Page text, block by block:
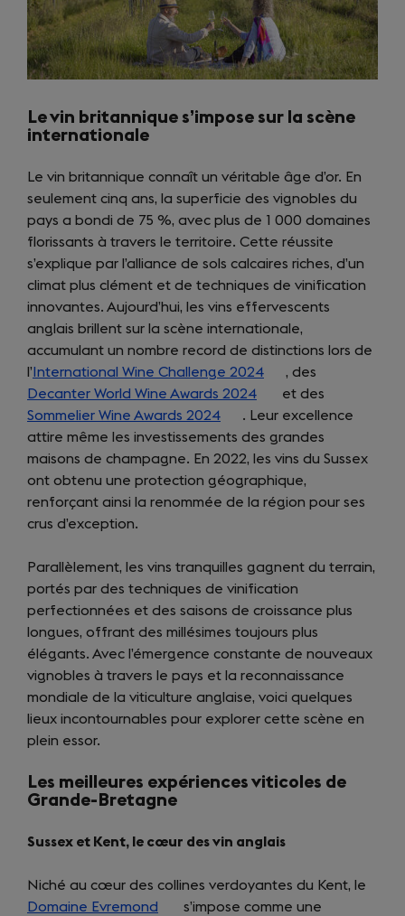
Le vin britannique s’impose sur la scène
internationale
Le vin britannique connaît un véritable âge d’or. En
seulement cinq ans, la superficie des vignobles du
pays a bondi de 75 %, avec plus de 1 000 domaines
florissants à travers le territoire. Cette réussite
s’explique par l’alliance de sols calcaires riches, d’un
climat plus clément et de techniques de vinification
innovantes. Aujourd’hui, les vins effervescents
anglais brillent sur la scène internationale,
accumulant un nombre record de distinctions lors de
l’ International Wine Challenge 2024 (opens
a
new
tab)
, des
Decanter World Wine Awards 2024 (opens
in
a
new
tab)
et des
Sommelier Wine Awards 2024 (opens
in
a
new
tab)
. Leur excellence
attire même les investissements des grandes
maisons de champagne. En 2022, les vins du Sussex
ont obtenu une protection géographique,
renforçant ainsi la renommée de la région pour ses
crus d’exception.
Parallèlement, les vins tranquilles gagnent du terrain,
portés par des techniques de vinification
perfectionnées et des saisons de croissance plus
longues, offrant des millésimes toujours plus
élégants. Avec l’émergence constante de nouveaux
vignobles à travers le pays et la reconnaissance
mondiale de la viticulture anglaise, voici quelques
lieux incontournables pour explorer cette scène en
plein essor.
Les meilleures expériences viticoles de
Grande-Bretagne
Sussex et Kent, le cœur des vin anglais
Niché au cœur des collines verdoyantes du Kent, le
Domaine Evremond
(openss’impose comme une